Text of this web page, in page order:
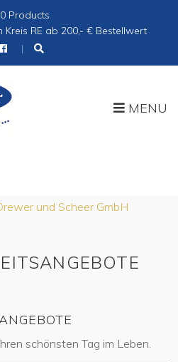
Cart:
0 Products
Kreis RE ab 200,- € Bestellwert
MENU
schönsten Tag im Leben.